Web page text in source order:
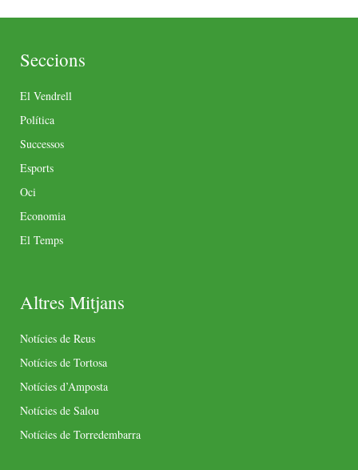
Seccions
El Vendrell
Política
Successos
Esports
Oci
Economia
El Temps
Altres Mitjans
Notícies de Reus
Notícies de Tortosa
Notícies d’Amposta
Notícies de Salou
Notícies de Torredembarra